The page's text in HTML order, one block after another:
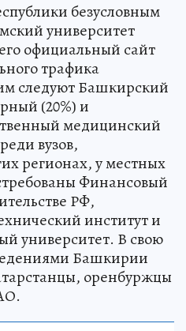
безусловным
университет
официальный сайт
трафика
следуют Башкирский
(20%) и
медицинский
вузов,
регионах, у местных
Финансовый
РФ,
институт и
университет. В свою
Башкирии
оренбуржцы